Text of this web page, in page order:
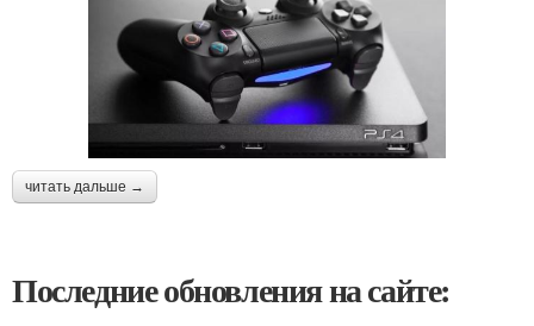
читать дальше →
Последние обновления на сайте: